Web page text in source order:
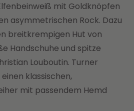
mit Goldknöpfen
asymmetrischen Rock. Dazu
breitkrempigen Hut von
Handschuhe und spitze
Louboutin. Turner
klassischen,
mit passendem Hemd